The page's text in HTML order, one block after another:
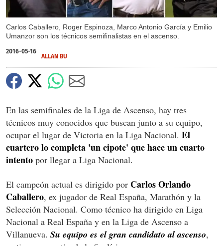
Carlos Caballero, Roger Espinoza, Marco Antonio García y Emilio
Umanzor son los técnicos semifinalistas en el ascenso.
2016-05-16
ALLAN BU
En las semifinales de la Liga de Ascenso, hay tres
técnicos muy conocidos que buscan junto a su equipo,
ocupar el lugar de Victoria en la Liga Nacional. El
cuartero lo completa 'un cipote' que hace un cuarto
intento por llegar a Liga Nacional.
El campeón actual es dirigido por Carlos Orlando
Caballero, ex jugador de Real España, Marathón y la
Selección Nacional. Como técnico ha dirigido en Liga
Nacional a Real España y en la Liga de Ascenso a
Villanueva. Su equipo es el gran candidato al ascenso,